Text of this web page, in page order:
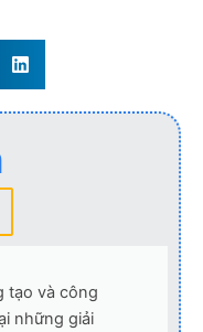
tạo và công
những giải